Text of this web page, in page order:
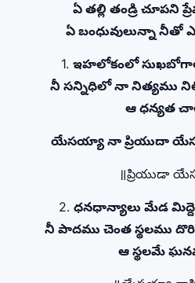
ఏ తల్లి తండ్రి
ఏ బంధువులున్నా నీతో
1. ఇహలోకంలో
నీ సన్నిధిలో నా నిత్యము
ఆ ధన్యత
యేసయ్యా నా ప్రియుదా
॥ప్రియుడా
2. ధనధాన్యాలు మేడ
నీ పాదము చెంత స్థలము
ఆ స్థలమే